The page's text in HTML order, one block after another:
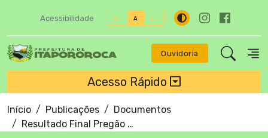
Acessibilidade A+ A A-
Ouvidoria
Acesso Rápido
Início Publicações
Documentos
Resultado Final Pregão 001